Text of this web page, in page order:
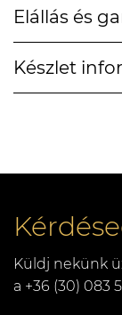
Elállás és
Készlet
Küldj nekünk
a +36 (30) 083